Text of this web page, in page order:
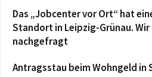
Das „Jobcenter vor Ort“ hat
Standort in Leipzig-Grünau. Wir
nachgefragt
Antragsstau beim Wohngeld in